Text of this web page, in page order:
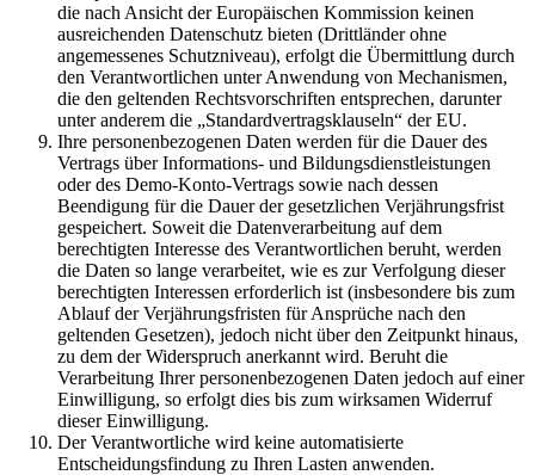
die nach Ansicht der Europäischen Kommission keinen
ausreichenden Datenschutz bieten (Drittländer ohne
angemessenes Schutzniveau), erfolgt die Übermittlung durch
den Verantwortlichen unter Anwendung von Mechanismen,
die den geltenden Rechtsvorschriften entsprechen, darunter
unter anderem die „Standardvertragsklauseln“ der EU.
Ihre personenbezogenen Daten werden für die Dauer des
Vertrags über Informations- und Bildungsdienstleistungen
oder des Demo-Konto-Vertrags sowie nach dessen
Beendigung für die Dauer der gesetzlichen Verjährungsfrist
gespeichert. Soweit die Datenverarbeitung auf dem
berechtigten Interesse des Verantwortlichen beruht, werden
die Daten so lange verarbeitet, wie es zur Verfolgung dieser
berechtigten Interessen erforderlich ist (insbesondere bis zum
Ablauf der Verjährungsfristen für Ansprüche nach den
geltenden Gesetzen), jedoch nicht über den Zeitpunkt hinaus,
zu dem der Widerspruch anerkannt wird. Beruht die
Verarbeitung Ihrer personenbezogenen Daten jedoch auf einer
Einwilligung, so erfolgt dies bis zum wirksamen Widerruf
dieser Einwilligung.
Der Verantwortliche wird keine automatisierte
Entscheidungsfindung zu Ihren Lasten anwenden.